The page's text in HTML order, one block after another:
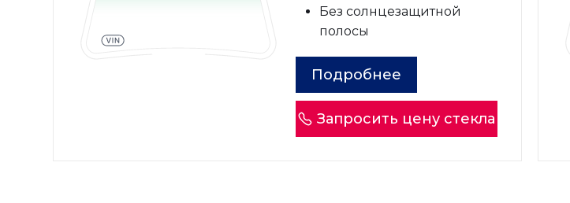
Без солнцезащитной
полосы
Подробнее
Запросить цену стекла